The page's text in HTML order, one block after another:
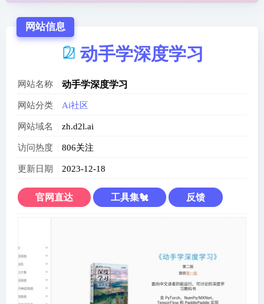
网站信息
动手学深度学习
网站名称 动手学深度学习
网站分类 Ai社区
网站域名 zh.d2l.ai
访问热度 806关注
更新日期 2023-12-18
官网直达 工具集🐔 反馈